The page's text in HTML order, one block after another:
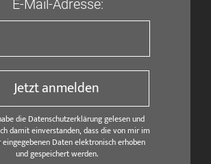
E-Mail-Adresse:
Jetzt anmelden
die Datenschutzerklärung gelesen und
damit einverstanden, dass die von mir im
Daten elektronisch erhoben
und gespeichert werden.